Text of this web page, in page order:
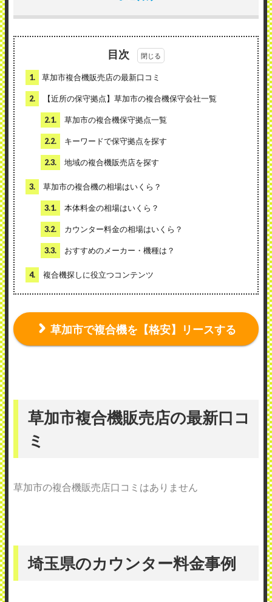
目次
1. 草加市複合機販売店の最新口コミ
2. 【近所の保守拠点】草加市の複合機保守会社一覧
2.1. 草加市の複合機保守拠点一覧
2.2. キーワードで保守拠点を探す
2.3. 地域の複合機販売店を探す
3. 草加市の複合機の相場はいくら？
3.1. 本体料金の相場はいくら？
3.2. カウンター料金の相場はいくら？
3.3. おすすめのメーカー・機種は？
4. 複合機探しに役立つコンテンツ
草加市で複合機を【格安】リースする
草加市複合機販売店の最新口コ
ミ
草加市の複合機販売店口コミはありません
埼玉県のカウンター料金事例